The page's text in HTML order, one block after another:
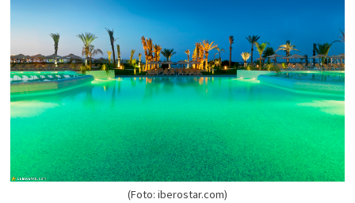
(Foto: iberostar.com)